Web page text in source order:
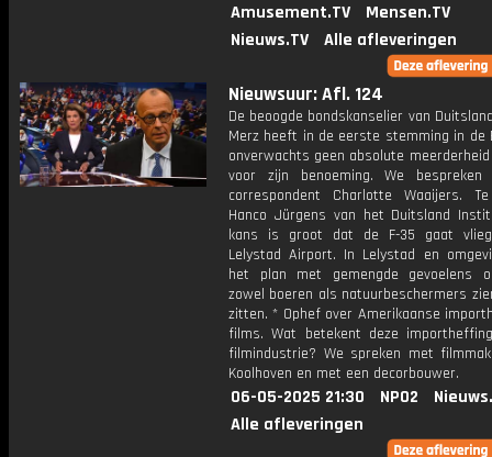
Amusement.TV
Mensen.TV
Nieuws.TV
Alle afleveringen
Nieuwsuur: Afl. 124
De beoogde bondskanselier van
Merz heeft in de eerste stemming in de
onverwachts geen absolute
voor zijn benoeming. We
correspondent Charlotte Waaijers.
Hanco Jürgens van het Duitsland
kans is groot dat de F-35 gaat
Lelystad Airport. In Lelystad en
het plan met gemengde gevoelens
zowel boeren als natuurbeschermers
zitten. * Ophef over Amerikaanse
films. Wat betekent deze
filmindustrie? We spreken met
Koolhoven en met een decorbouwer.
06-05-2025 21:30 NPO2
Alle afleveringen